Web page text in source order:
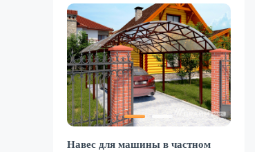
Навес для машины в частном